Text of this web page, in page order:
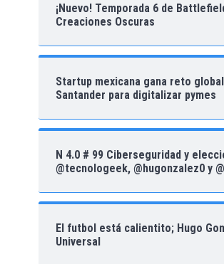
¡Nuevo! Temporada 6 de
Creaciones Oscuras
Startup mexicana gana reto
Santander para digitalizar pymes
N 4.0 # 99 Ciberseguridad y
@tecnologeek, @hugonzalez0 y
El futbol está calientito; Hugo
Universal